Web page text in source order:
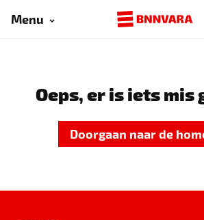
Menu
Oeps, er is iets mis
Doorgaan naar de